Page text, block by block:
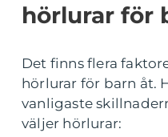
hörlurar för
Det finns flera
hörlurar för barn åt.
vanligaste
väljer hörlurar: